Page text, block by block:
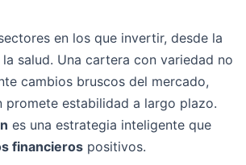
en los que invertir, desde la
salud. Una cartera con variedad no
cambios bruscos del mercado,
promete estabilidad a largo plazo.
es una estrategia inteligente que
financieros positivos.